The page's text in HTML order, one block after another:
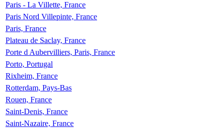
Paris - La Villette, France
Paris Nord Villepinte, France
Paris, France
Plateau de Saclay, France
Porte d Aubervilliers, Paris, France
Porto, Portugal
Rixheim, France
Rotterdam, Pays-Bas
Rouen, France
Saint-Denis, France
Saint-Nazaire, France